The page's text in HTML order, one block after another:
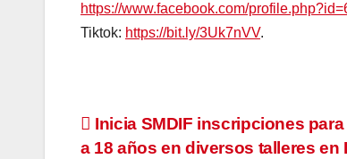
https://www.facebook.com/
Tiktok: https://bit.ly/3Uk7nVV.
Navegación
Inicia SMDIF inscripciones
a 18 años en diversos talleres en